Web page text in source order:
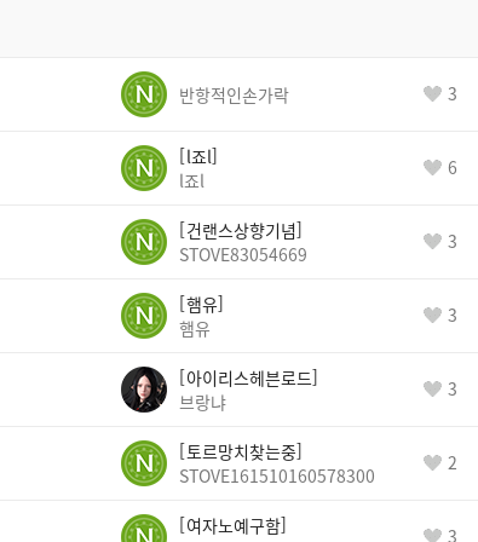
반항적인손가락 3
l죠l
l죠l
6
건랜스상향기념
STOVE83054669
3
햄유
햄유
3
아이리스헤븐로드
브랑냐
3
토르망치찾는중
STOVE161510160578300
2
여자노예구함
3